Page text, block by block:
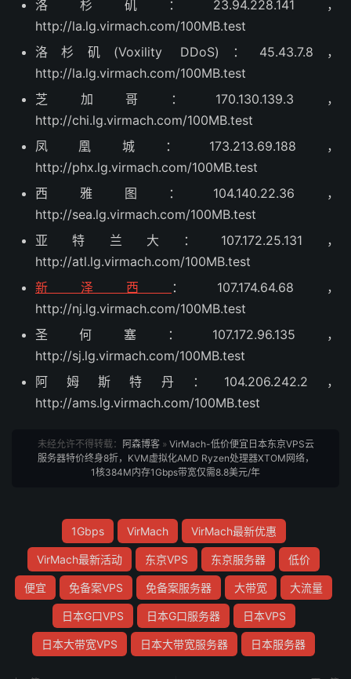
洛杉矶：23.94.228.141，
http://la.lg.virmach.com/100MB.test
洛杉矶(Voxility DDoS)：45.43.7.8，
http://la.lg.virmach.com/100MB.test
芝加哥：170.130.139.3，
http://chi.lg.virmach.com/100MB.test
凤凰城：173.213.69.188，
http://phx.lg.virmach.com/100MB.test
西雅图：104.140.22.36，
http://sea.lg.virmach.com/100MB.test
亚特兰大：107.172.25.131，
http://atl.lg.virmach.com/100MB.test
新泽西
：107.174.64.68，
http://nj.lg.virmach.com/100MB.test
圣何塞：107.172.96.135，
http://sj.lg.virmach.com/100MB.test
阿姆斯特丹：104.206.242.2，
http://ams.lg.virmach.com/100MB.test
未经允许不得转载： 阿森博客» VirMach-低价便宜日本东京VPS云
服务器特价终身8折，KVM虚拟化AMD Ryzen处理器XTOM网络，
1核384M内存1Gbps带宽仅需8.8美元/年
1Gbps VirMach VirMach最新优惠
VirMach最新活动 东京VPS 东京服务器 低价
便宜 免备案VPS 免备案服务器 大带宽 大流量
日本G口VPS 日本G口服务器 日本VPS
日本大带宽VPS 日本大带宽服务器 日本服务器